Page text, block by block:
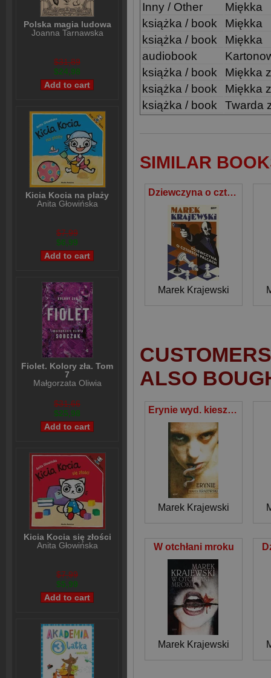
Polska magia ludowa
Joanna Tarnawska
$31,89
$24,98
Kicia Kocia na plaży
Anita Głowińska
$7,99
$6,99
Fiolet. Kolory zła. Tom
7
Małgorzata Oliwia
$31,66
$25,98
Kicia Kocia się złości
Anita Głowińska
$7,99
$5,99
Inny / Other
Miękka
książka / book
Miękka
książka / book
Miękka
audiobook
książka / book
Miękka
książka / book
Miękka
książka / book
Twarda
SIMILAR
Dziewczyna o czterech palcach
Marek Krajewski
ALSO
Erynie wyd. kieszonkowe
Marek Krajewski
W otchłani mroku
Marek Krajewski